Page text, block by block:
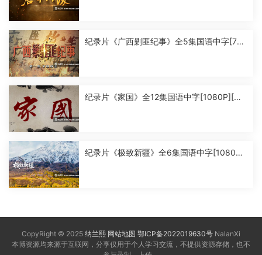
纪录片《广西剿匪纪事》全5集国语中字[720
纪录片《家国》全12集国语中字[1080P][MP
纪录片《极致新疆》全6集国语中字[1080P]
CopyRight © 2025 纳兰熙 网站地图 鄂ICP备2022019630号 NalanXi
本博资源均来源于互联网，分享仅用于个人学习交流，不提供资源存储，也不